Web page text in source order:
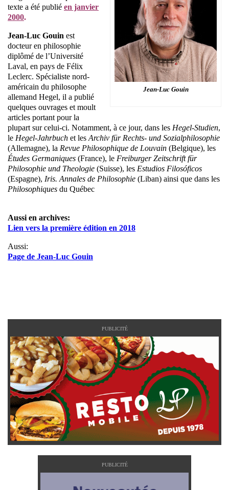
Jean-Luc Gouin
texte a été publié en janvier
2000.
Jean-Luc Gouin est
docteur en philosophie
diplômé de l’Université
Laval, en pays de Félix
Leclerc. Spécialiste nord-
américain du philosophe
allemand Hegel, il a publié
quelques ouvrages et moult
articles portant pour la
plupart sur celui-ci. Notamment, à ce jour, dans les Hegel-Studien,
le Hegel-Jahrbuch et lesArchiv für Rechts- und Sozialphilosophie
(Allemagne), la Revue Philosophique de Louvain (Belgique), les
Études Germaniques (France), le Freiburger Zeitschrift für
Philosophie und Theologie (Suisse), les Estudios Filosóficos
(Espagne), Iris. Annales de Philosophie (Liban) ainsi que dans les
Philosophiques du Québec
Aussi en archives:
Lien vers la première édition en 2018
Aussi:
Page de Jean-Luc Gouin
PUBLICITÉ
PUBLICITÉ